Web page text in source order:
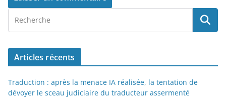
Articles récents
Traduction : après la menace IA réalisée, la tentation de
dévoyer le sceau judiciaire du traducteur assermenté